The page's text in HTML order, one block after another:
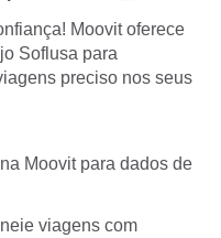
Moovit oferece
Soflusa para
preciso nos seus
Moovit para dados de
viagens com